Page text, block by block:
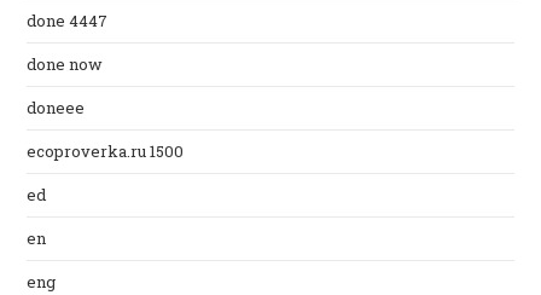
done 4447
done now
doneee
ecoproverka.ru 1500
ed
en
eng